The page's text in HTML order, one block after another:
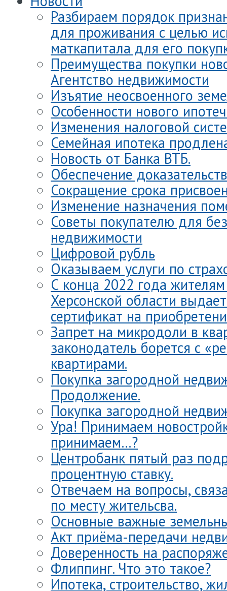
Разбираем порядок
для проживания с целью
маткапитала для его
Преимущества покупки
Агентство недвижимости
Изъятие неосвоенного
Особенности нового
Изменения налоговой
Семейная ипотека
Новость от Банка ВТБ.
Обеспечение
Сокращение срока
Изменение назначения
Советы покупателю для
недвижимости
Цифровой рубль
Оказываем услуги по
С конца 2022 года жителям
Херсонской области
сертификат на
Запрет на микродоли в
законодатель борется с
квартирами.
Покупка загородной
Продолжение.
Покупка загородной
Ура! Принимаем
принимаем…?
Центробанк пятый раз
процентную ставку.
Отвечаем на вопросы,
по месту жительсва.
Основные важные
Акт приёма-передачи
Доверенность на
Флиппинг. Что это такое?
Ипотека, строительство,